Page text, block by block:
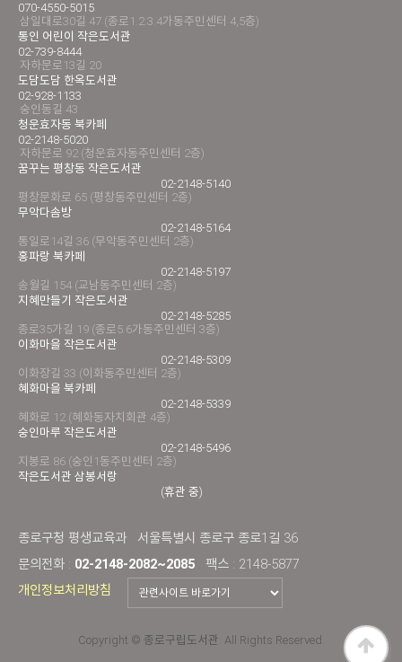
070-4550-5015
삼일대로30길 47 (종로1.2.3.4가동주민센터 4,5층)
통인 어린이 작은도서관
02-739-8444
자하문로13길 20
도담도담 한옥도서관
02-928-1133
숭인동길 43
청운효자동 북카페
02-2148-5020
자하문로 92 (청운효자동주민센터 2층)
꿈꾸는 평창동 작은도서관
02-2148-5140
평창문화로 65 (평창동주민센터 2층)
무악다솜방
02-2148-5164
통일로14길 36 (무악동주민센터 2층)
홍파랑 북카페
02-2148-5197
송월길 154 (교남동주민센터 2층)
지혜만들기 작은도서관
02-2148-5285
종로35가길 19 (종로5.6가동주민센터 3층)
이화마을 작은도서관
02-2148-5309
이화장길 33 (이화동주민센터 2층)
혜화마을 북카페
02-2148-5339
혜화로 12 (혜화동자치회관 4층)
숭인마루 작은도서관
02-2148-5496
지봉로 86 (숭인1동주민센터 2층)
작은도서관 삼봉서랑
(휴관 중)
종로구청 평생교육과
서울특별시 종로구 종로1길 36
문의전화 : 02-2148-2082~2085
팩스 : 2148-5877
개인정보처리방침
Copyright © 종로구립도서관. All Rights Reserved.